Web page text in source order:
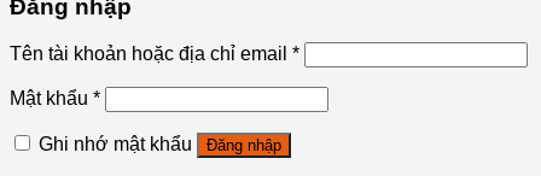
Đăng nhập
Tên tài khoản hoặc địa chỉ email *
Mật khẩu *
Ghi nhớ mật khẩu Đăng nhập